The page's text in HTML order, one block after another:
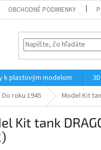
OBCHODNÉ PODMIENKY
k plastovým modelom
Do roku 1945 Model Kit
Kit tank